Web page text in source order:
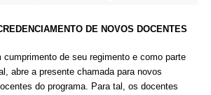
DE NOVOS DOCENTES
de seu regimento e como parte
abre a presente chamada para novos
do programa. Para tal, os docentes